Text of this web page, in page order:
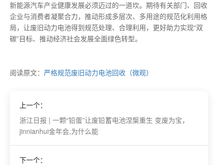
新能源汽车产业健康发展必须迈过的一道坎。期待有关部门、回收
企业与消费者凝聚合力，推动形成多层次、多用途的规范化利用格
局，让废旧动力电池得到规范处理、合理利用，更好助力实现“双
碳”目标、推动经济社会发展全面绿色转型。
阅读原文： 严格规范废旧动力电池回收（微观）
上一个：
浙江日报 | 一颗“铅蛋”让废铅蓄电池涅槃重生 变废为宝，
jinnianhui金年会,为什么能
下一个：